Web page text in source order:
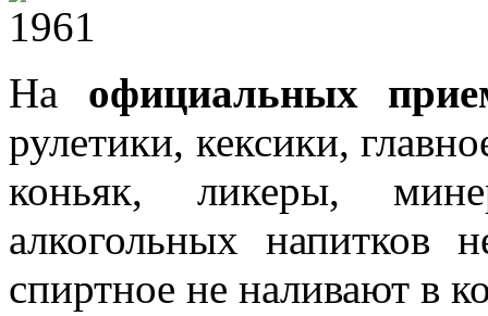
На официальных
рулетики, кексики,
коньяк, ликеры,
алкогольных напитков
спиртное не наливают в